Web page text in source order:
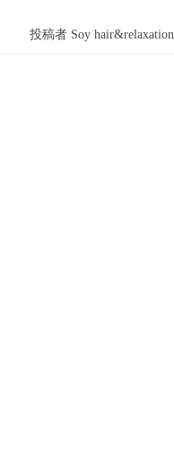
投稿者 Soy hair&relaxation